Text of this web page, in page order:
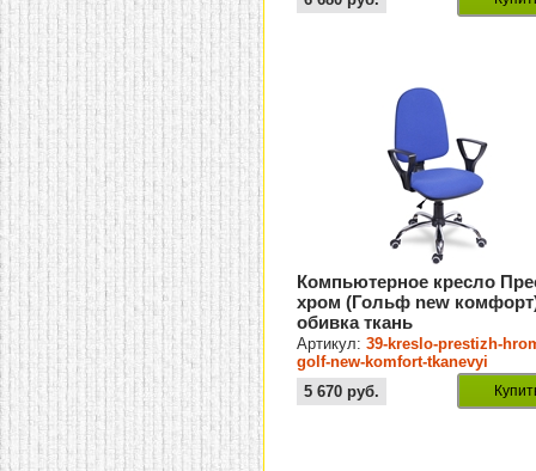
Компьютерное кресло
хром (Гольф new
обивка ткань
Артикул:39-kreslo-prestizh-
golf-new-komfort-tkanevyi
5 670 руб.